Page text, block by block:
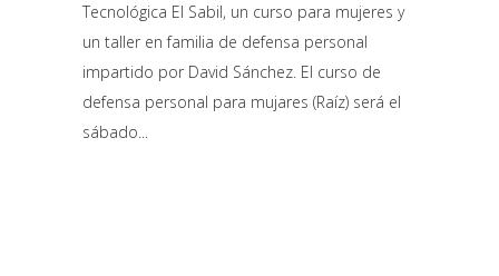
Tecnológica El Sabil, un curso para mujeres y
un taller en familia de defensa personal
impartido por David Sánchez. El curso de
defensa personal para mujares (Raíz) será el
sábado